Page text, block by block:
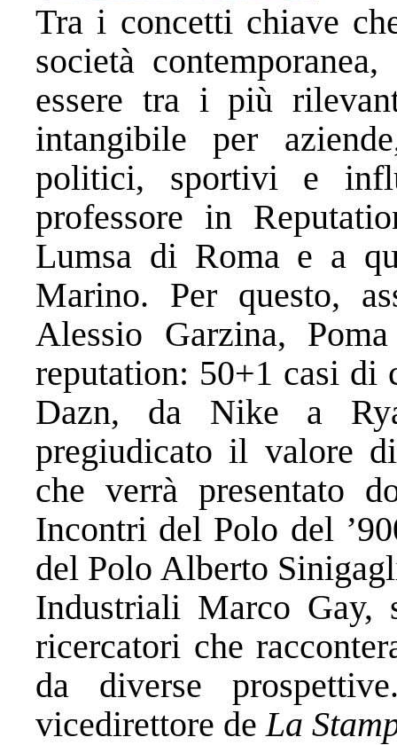
Tra i concetti chiave
società
essere tra i più
intangibile per
politici, sportivi e
professore in
Lumsa di Roma e a
Marino. Per questo,
Alessio Garzina,
reputation: 50+1 casi di
Dazn, da Nike a
pregiudicato il valore
che verrà presentato
Incontri del Polo del
del Polo Alberto
Industriali Marco Gay,
ricercatori che
da diverse
vicedirettore de La